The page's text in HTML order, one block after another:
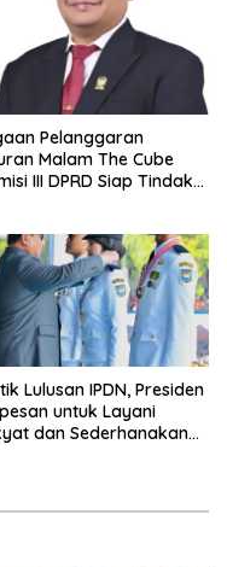
Pelanggaran
Malam The Cube
III DPRD Siap Tindak
Lulusan IPDN, Presiden
untuk Layani
dan Sederhanakan